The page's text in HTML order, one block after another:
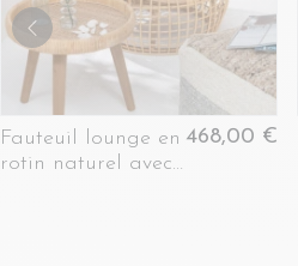
Fauteuil lounge en
rotin naturel avec
468,00 €